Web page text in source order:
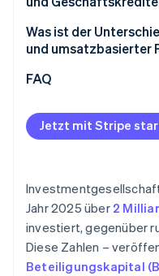
Was ist der
und umsatzbasierter
FAQ
Jetzt mit Stripe
Jahr 2025 über 2
investiert, gegenüber
Diese Zahlen –
Beteiligungskapital